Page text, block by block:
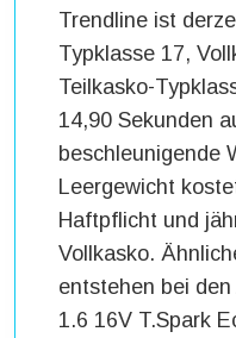
Trendline ist
Typklasse 17,
Teilkasko-
14,90 Sekunden
beschleunigende
Leergewicht
Haftpflicht und
Vollkasko.
entstehen bei
1.6 16V T.Spark